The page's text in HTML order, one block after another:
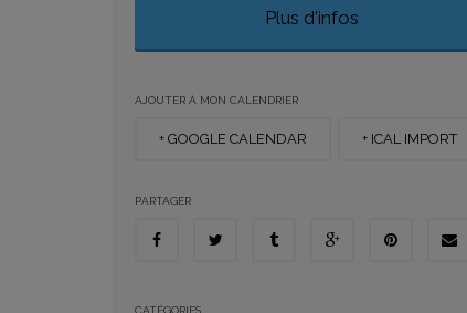
Plus d'infos
AJOUTER À MON CALENDRIER
+ GOOGLE CALENDAR + ICAL IMPORT
PARTAGER
CATÉGORIES